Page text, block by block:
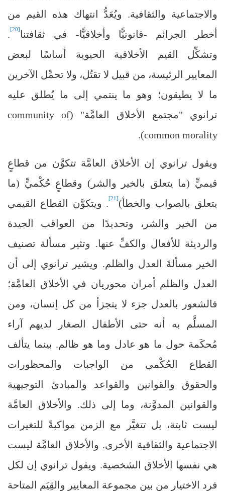
والاجتماعية والثقافية. ويُعَدُّ انتهاك هذه القيم من
أخطر الجرائم -قانونيًّا وأخلاقيًّا- في ثقافتنا [20]
.
وتشكِّل القيم الأخلاقية الحيوية أساسًا لبعض
المعايير الرئيسة، من قبيل لا تقتُل، ولا تحمِّل الآخرين
ما لا يطيقون؛ وهو ما ينتمي إلى ما يُطلق عليه
ترانوي "مجتمع الأخلاق العامَّة" (community of
common morality
).
ويقول ترانوي إن الأخلاق العامَّة تتكوَّن من قطاعٍ
قيميٍّ (ما يتعلق بالخير والشر) وقطاعٍ حُكْميٍّ (ما
يتعلق بالصواب والخطأ)[21]
. ويتكوَّن القطاع القيمي
من الخير والشر، وتحديدًا من العواقب الجيدة
والرديئة للأفعال والكفِّ عنها. وتثير مسألة تصنيف
الخير مسألةَ العدل والظلم. ويشير ترانوي إلى أن
العدل والظلم أمران محوريان في الأخلاق العامَّة؛
فالشعور بالعدل جزء لا يتجزأ من كل إنسان، ومن
المسلَّم به أنه حتى الأطفال الصغار لديهم آراء
مُحكَمة حول ما هو عادل وما هو ظالم. بينما يتألف
القطاع الحُكْمي من الواجبات والمحظورات
والحقوق والقوانين والقواعد والمبادئ التوجيهية
والقوانين المدوَّنة، وما إلى ذلك. والأخلاق العامَّة
ليست ثابتة، بل تتغيَّر مع الزمن مواكبةً للتغيرات
الاجتماعية والثقافية الأخرى. والأخلاق العامَّة ليست
هي نفسها الأخلاق الشخصية. ويقول ترانوي إن لكل
فرد الاختيار من بين مجموعة المعايير والقِيَم المتاحة